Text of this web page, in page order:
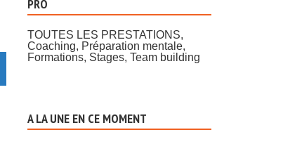
PRO
TOUTES LES PRESTATIONS,
Coaching, Préparation mentale,
Formations, Stages, Team building
A LA UNE EN CE MOMENT